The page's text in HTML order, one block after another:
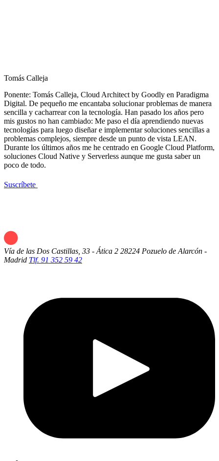
Tomás Calleja
Ponente: Tomás Calleja, Cloud Architect by Goodly en Paradigma
Digital. De pequeño me encantaba solucionar problemas de manera
sencilla y cacharrear con la tecnología. Han pasado los años pero
mis gustos no han cambiado: Me paso el día aprendiendo nuevas
tecnologías para luego diseñar e implementar soluciones sencillas a
problemas complejos, siempre desde un punto de vista LEAN.
Durante los últimos años me he centrado en Google Cloud Platform,
soluciones Cloud Native y Serverless aunque me gusta saber un
poco de todo.
Suscríbete
Vía de las Dos Castillas, 33 - Ática 2 28224 Pozuelo de Alarcón -
Madrid Tlf. 91 352 59 42